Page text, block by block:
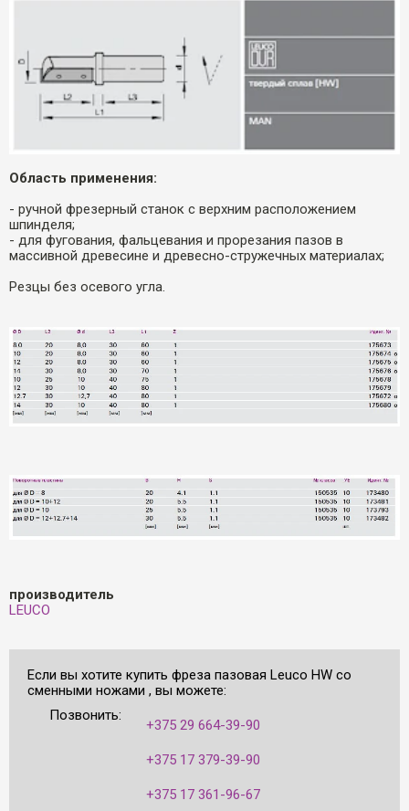
Область применения:
- ручной фрезерный станок с верхним расположением
шпинделя;
- для фугования, фальцевания и прорезания пазов в
массивной древесине и древесно-стружечных материалах;
Резцы без осевого угла.
производитель
LEUCO
Если вы хотите купить фреза пазовая Leuco HW со
сменными ножами , вы можете:
Позвонить:
+375 29 664-39-90
+375 17 379-39-90
+375 17 361-96-67